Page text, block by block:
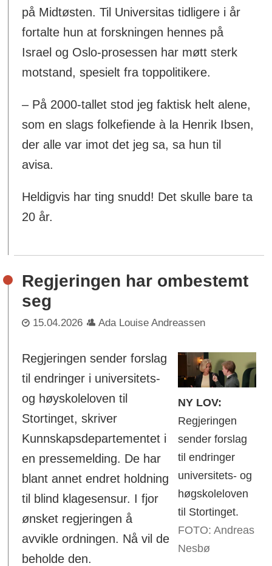
på Midtøsten. Til Universitas tidligere i år
fortalte hun at forskningen hennes på
Israel og Oslo-prosessen har møtt sterk
motstand, spesielt fra toppolitikere.
– På 2000-tallet stod jeg faktisk helt alene,
som en slags folkefiende à la Henrik Ibsen,
der alle var imot det jeg sa, sa hun til
avisa.
Heldigvis har ting snudd! Det skulle bare ta
20 år.
Regjeringen har ombestemt
seg
15.04.2026 Ada Louise Andreassen
NY LOV:
Regjeringen
sender forslag
til endringer
universitets- og
høgskoleloven
til Stortinget.
FOTO: Andreas
Nesbø
Regjeringen sender forslag
til endringer i universitets-
og høyskoleloven til
Stortinget, skriver
Kunnskapsdepartementet i
en pressemelding. De har
blant annet endret holdning
til blind klagesensur. I fjor
ønsket regjeringen å
avvikle ordningen. Nå vil de
beholde den.